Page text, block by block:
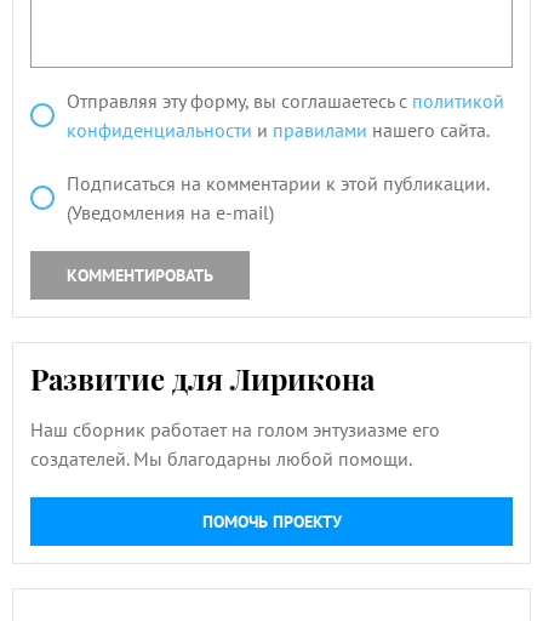
Отправляя эту форму, вы соглашаетесь с политикой
конфиденциальности и правилами нашего сайта.
Подписаться на комментарии к этой публикации.
(Уведомления на e-mail)
КОММЕНТИРОВАТЬ
Развитие для Лирикона
Наш сборник работает на голом энтузиазме его
создателей. Мы благодарны любой помощи.
ПОМОЧЬ ПРОЕКТУ